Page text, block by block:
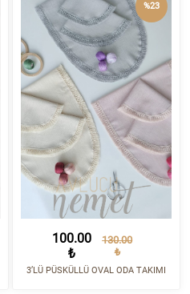
100.00
₺
130.00
₺
3’LÜ PÜSKÜLLÜ OVAL ODA TAKIMI
%23